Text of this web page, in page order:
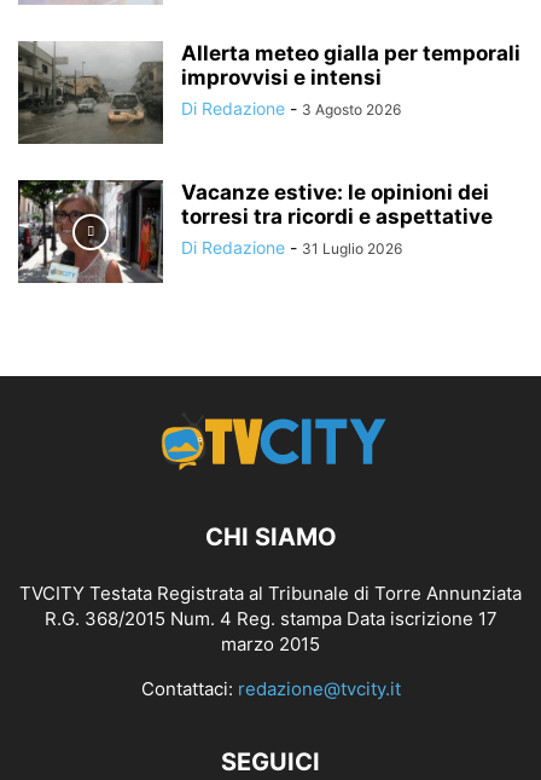
Allerta meteo gialla per temporali
improvvisi e intensi
Di Redazione - 3 Agosto 2026
Vacanze estive: le opinioni dei
torresi tra ricordi e aspettative
Di Redazione - 31 Luglio 2026
CHI SIAMO
TVCITY Testata Registrata al Tribunale di Torre Annunziata
R.G. 368/2015 Num. 4 Reg. stampa Data iscrizione 17
marzo 2015
Contattaci: redazione@tvcity.it
SEGUICI